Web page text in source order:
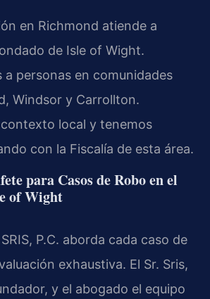
en Richmond atiende a
de Isle of Wight.
a personas en comunidades
Windsor y Carrollton.
local y tenemos
con la Fiscalía de esta área.
para Casos de Robo en el
of Wight
P.C. aborda cada caso de
exhaustiva. El Sr. Sris,
y el abogado el equipo